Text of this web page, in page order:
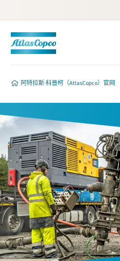
阿特拉斯·科普柯（AtlasCopco）官网